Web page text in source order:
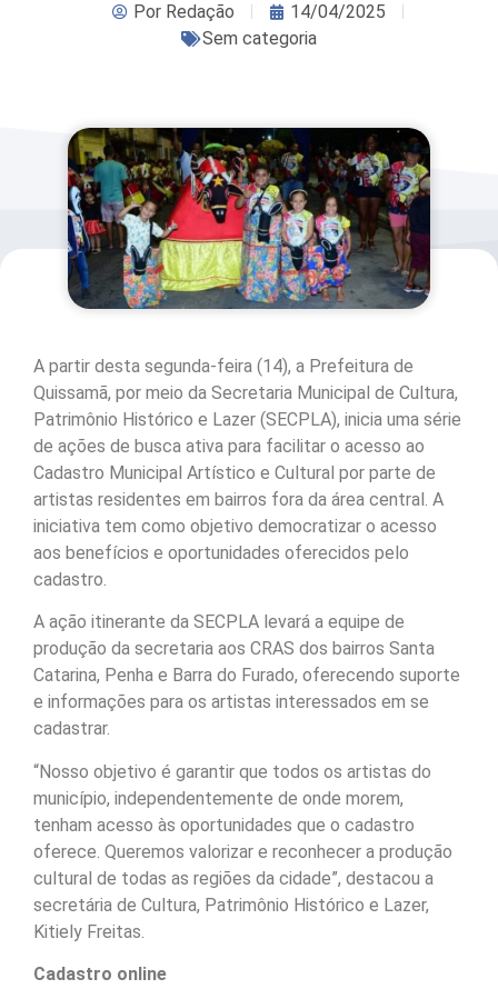
PorRedação
14/04/2025
Sem categoria
A partir desta segunda-feira (14), a Prefeitura de
Quissamã, por meio da Secretaria Municipal de Cultura,
Patrimônio Histórico e Lazer (SECPLA), inicia uma série
de ações de busca ativa para facilitar o acesso ao
Cadastro Municipal Artístico e Cultural por parte de
artistas residentes em bairros fora da área central. A
iniciativa tem como objetivo democratizar o acesso
aos benefícios e oportunidades oferecidos pelo
cadastro.
A ação itinerante da SECPLA levará a equipe de
produção da secretaria aos CRAS dos bairros Santa
Catarina, Penha e Barra do Furado, oferecendo suporte
e informações para os artistas interessados em se
cadastrar.
“Nosso objetivo é garantir que todos os artistas do
município, independentemente de onde morem,
tenham acesso às oportunidades que o cadastro
oferece. Queremos valorizar e reconhecer a produção
cultural de todas as regiões da cidade”, destacou a
secretária de Cultura, Patrimônio Histórico e Lazer,
Kitiely Freitas.
Cadastro online